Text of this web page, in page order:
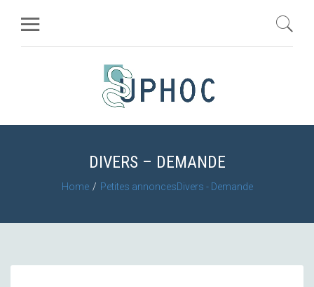
DIVERS – DEMANDE
Home Petites annoncesDivers - Demande